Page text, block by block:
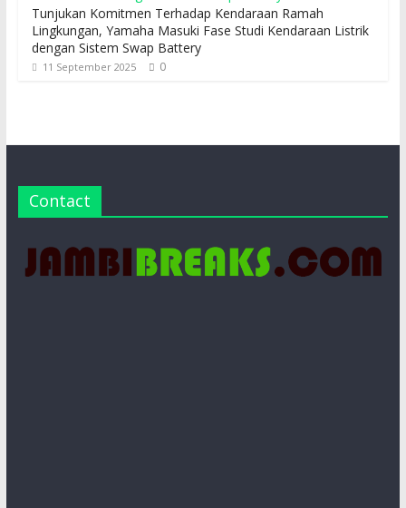
Tunjukan Komitmen Terhadap Kendaraan Ramah
Lingkungan, Yamaha Masuki Fase Studi Kendaraan Listrik
dengan Sistem Swap Battery
11 September 2025 0
Contact